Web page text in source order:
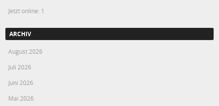
Jetzt online: 1
ARCHIV
August 2026
Juli 2026
Juni 2026
Mai 2026